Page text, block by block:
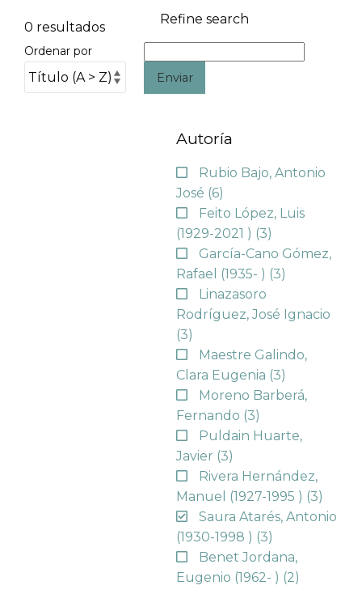
0 resultados
Ordenar por
Refine search
Enviar
Autoría
Rubio Bajo, Antonio
José (6)
Feito López, Luis
(1929-2021 ) (3)
García-Cano Gómez,
Rafael (1935- ) (3)
Linazasoro
Rodríguez, José Ignacio
(3)
Maestre Galindo,
Clara Eugenia (3)
Moreno Barberá,
Fernando (3)
Puldain Huarte,
Javier (3)
Rivera Hernández,
Manuel (1927-1995 ) (3)
Saura Atarés, Antonio
(1930-1998 ) (3)
Benet Jordana,
Eugenio (1962- ) (2)